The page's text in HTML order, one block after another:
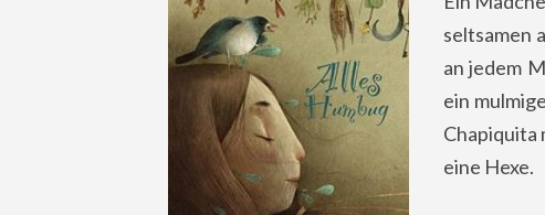
seltsamen
an jedem
ein
Chapiquita
eine Hexe.